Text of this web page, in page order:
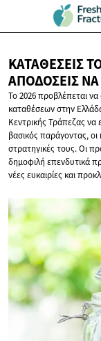
ΚΑΤΑΘΈΣΕΙΣ
ΑΠΟΔΌΣΕΙΣ
Το 2026 προβλέπεται
καταθέσεων στην
Κεντρικής Τράπεζας να
βασικός παράγοντας,
στρατηγικές τους. Οι
δημοφιλή επενδυτικά
νέες ευκαιρίες και